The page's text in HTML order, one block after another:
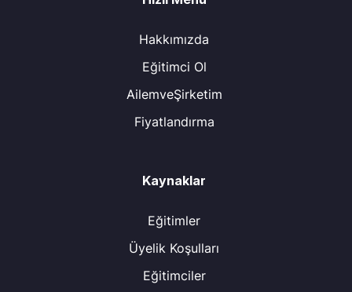
Hakkımızda
Eğitimci Ol
AilemveŞirketim
Fiyatlandırma
Kaynaklar
Eğitimler
Üyelik Koşulları
Eğitimciler